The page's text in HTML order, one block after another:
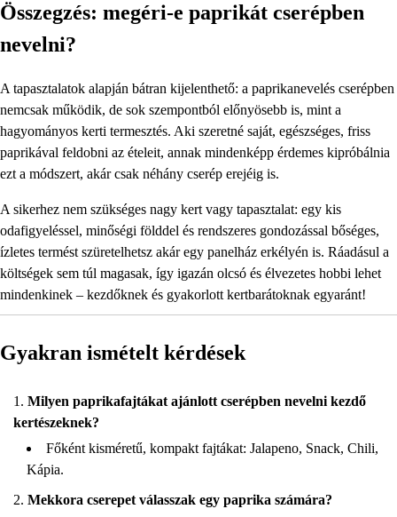
Összegzés: megéri-e paprikát cserépben
nevelni?
A tapasztalatok alapján bátran kijelenthető: a paprikanevelés cserépben
nemcsak működik, de sok szempontból előnyösebb is, mint a
hagyományos kerti termesztés. Aki szeretné saját, egészséges, friss
paprikával feldobni az ételeit, annak mindenképp érdemes kipróbálnia
ezt a módszert, akár csak néhány cserép erejéig is.
A sikerhez nem szükséges nagy kert vagy tapasztalat: egy kis
odafigyeléssel, minőségi földdel és rendszeres gondozással bőséges,
ízletes termést szüretelhetsz akár egy panelház erkélyén is. Ráadásul a
költségek sem túl magasak, így igazán olcsó és élvezetes hobbi lehet
mindenkinek – kezdőknek és gyakorlott kertbarátoknak egyaránt!
Gyakran ismételt kérdések
Milyen paprikafajtákat ajánlott cserépben nevelni kezdő
kertészeknek?
Főként kisméretű, kompakt fajtákat: Jalapeno, Snack, Chili,
Kápia.
Mekkora cserepet válasszak egy paprika számára?